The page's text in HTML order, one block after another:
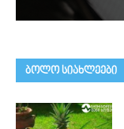
ᲑᲝᲚᲝ ᲡᲘᲐᲮᲚᲔᲔᲑᲘ